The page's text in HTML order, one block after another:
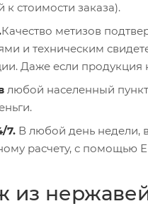
к стоимости заказа).
Качество метизов
и техническим
Даже если
любой населенный
7. В любой день недели,
расчету, с помощью
из